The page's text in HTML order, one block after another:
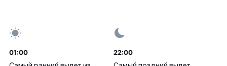
01:00 22:00